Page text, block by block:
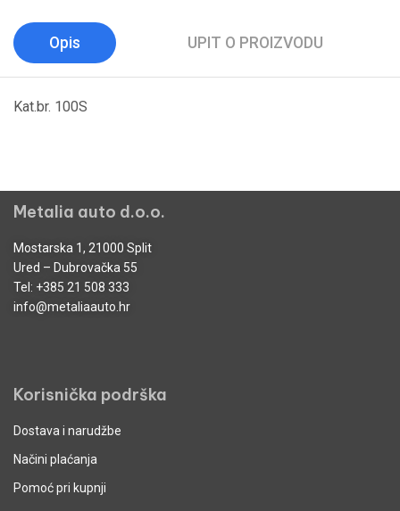
Opis UPIT O PROIZVODU
Kat.br. 100S
Metalia auto d.o.o.
Mostarska 1, 21000 Split
Ured – Dubrovačka 55
Tel: +385 21 508 333
info@metaliaauto.hr
Korisnička podrška
Dostava i narudžbe
Načini plaćanja
Pomoć pri kupnji